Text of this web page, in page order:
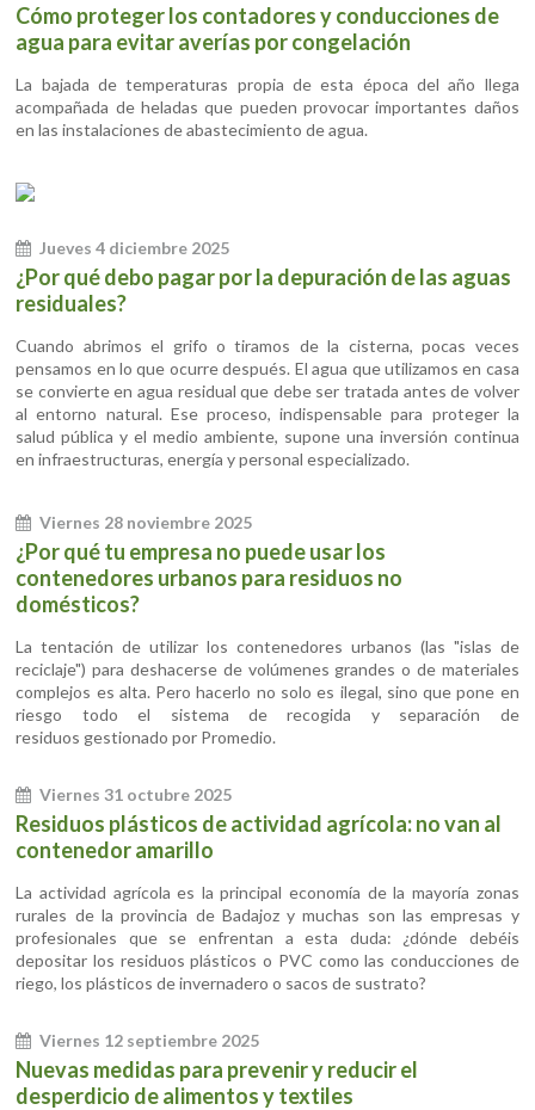
Cómo proteger los contadores y conducciones de
agua para evitar averías por congelación
La bajada de temperaturas propia de esta época del año llega
acompañada de heladas que pueden provocar importantes daños
en las instalaciones de abastecimiento de agua.
Jueves 4 diciembre 2025
¿Por qué debo pagar por la depuración de las aguas
residuales?
Cuando abrimos el grifo o tiramos de la cisterna, pocas veces
pensamos en lo que ocurre después. El agua que utilizamos en casa
se convierte en agua residual que debe ser tratada antes de volver
al entorno natural. Ese proceso, indispensable para proteger la
salud pública y el medio ambiente, supone una inversión continua
en infraestructuras, energía y personal especializado.
Viernes 28 noviembre 2025
¿Por qué tu empresa no puede usar los
contenedores urbanos para residuos no
domésticos?
La tentación de utilizar los contenedores urbanos (las "islas de
reciclaje") para deshacerse de volúmenes grandes o de materiales
complejos es alta. Pero hacerlo no solo es ilegal, sino que pone en
riesgo todo el sistema de recogida y separación de
residuos gestionado por Promedio.
Viernes 31 octubre 2025
Residuos plásticos de actividad agrícola: no van al
contenedor amarillo
La actividad agrícola es la principal economía de la mayoría zonas
rurales de la provincia de Badajoz y muchas son las empresas y
profesionales que se enfrentan a esta duda: ¿dónde debéis
depositar los residuos plásticos o PVC como las conducciones de
riego, los plásticos de invernadero o sacos de sustrato?
Viernes 12 septiembre 2025
Nuevas medidas para prevenir y reducir el
desperdicio de alimentos y textiles